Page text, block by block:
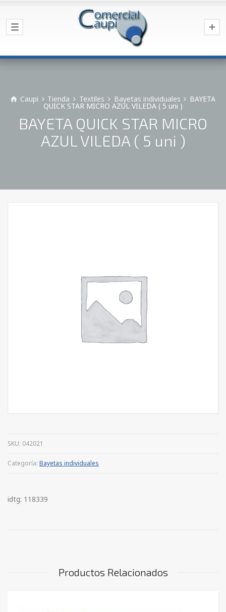
Caupi Tienda Textiles Bayetas individuales BAYETA
QUICK STAR MICRO AZUL VILEDA ( 5 uni )
BAYETA QUICK STAR MICRO
AZUL VILEDA ( 5 uni )
SKU: 042021
Categoría: Bayetas individuales
idtg: 118339
Productos Relacionados